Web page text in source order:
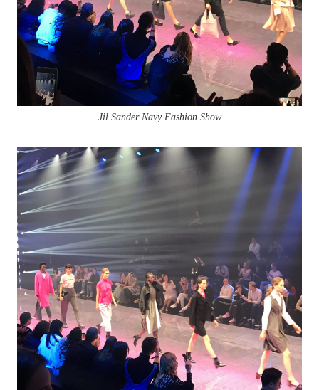
Jil Sander Navy Fashion Show